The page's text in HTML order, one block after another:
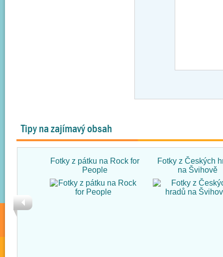
Tipy na zajímavý obsah
Fotky z pátku na Rock for
People
Fotky z Českých
na Švihově